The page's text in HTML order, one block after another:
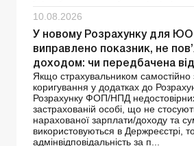
10.08.2026
У новому Розрахунку для ЮО
виправлено показник, не
доходом: чи передбачена
Якщо страхувальником самостійно
коригування у додатках до
Розрахунку ФОП/НПД
застрахованій особі, що не
нарахованої зарплати/доходу та
використовуються в Держреєстрі,
адмінвідповідальність за п...